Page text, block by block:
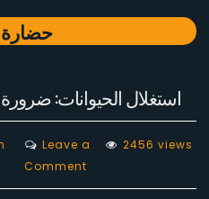
حضارة
استغلال الحيوانات:
Leave a
Commenton
استغلال
2456 views